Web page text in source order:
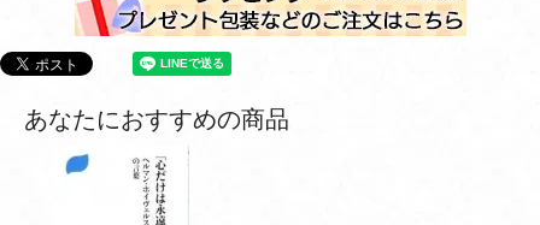
あなたにおすすめの商品